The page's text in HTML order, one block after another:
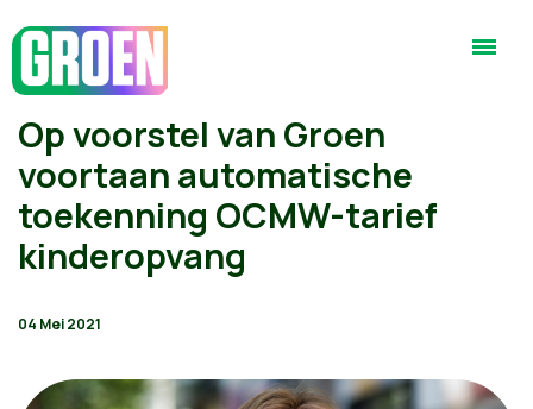
Op voorstel van Groen
voortaan automatische
toekenning OCMW-tarief
kinderopvang
04 Mei 2021